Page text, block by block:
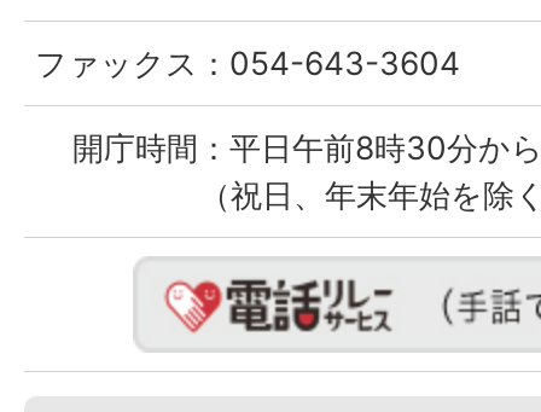
ファックス： 054-643-3604
開庁時間： 平日午前8時30分か
（祝日、年末年始を除